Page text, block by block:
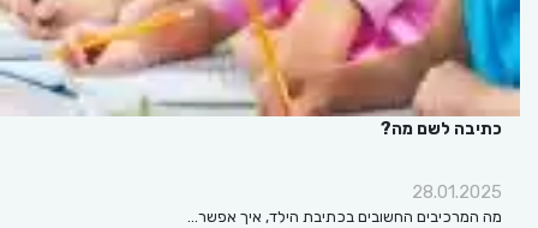
כתיבה לשם מה?
28.01.2025
מה המרכיבים החשובים בכתיבת הילד, איך אפשר…